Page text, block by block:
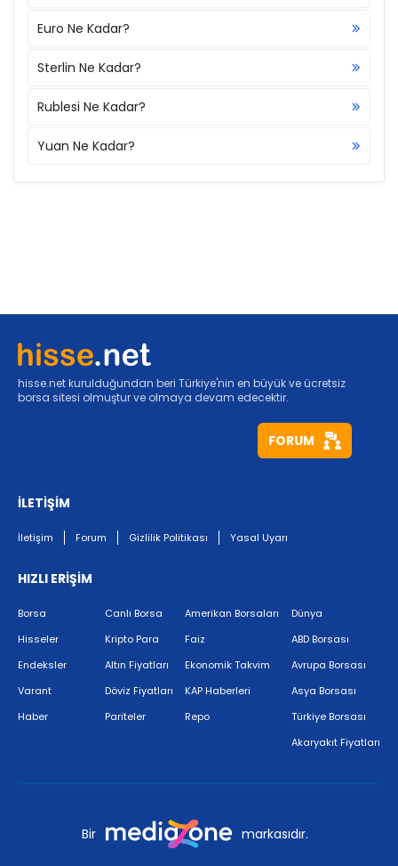
Euro Ne Kadar?
Sterlin Ne Kadar?
Rublesi Ne Kadar?
Yuan Ne Kadar?
hisse.net kurulduğundan beri Türkiye'nin en büyük ve ücretsiz
borsa sitesi olmuştur ve olmaya devam edecektir.
FORUM
İLETİŞİM
İletişim Forum Gizlilik Politikası Yasal Uyarı
HIZLI ERİŞİM
Borsa
Hisseler
Endeksler
Varant
Haber
Canlı Borsa
Kripto Para
Altın Fiyatları
Döviz Fiyatları
Pariteler
Amerikan Borsaları
Faiz
Ekonomik Takvim
KAP Haberleri
Repo
Dünya
ABD Borsası
Avrupa Borsası
Asya Borsası
Türkiye Borsası
Akaryakıt Fiyatları
Bir markasıdır.